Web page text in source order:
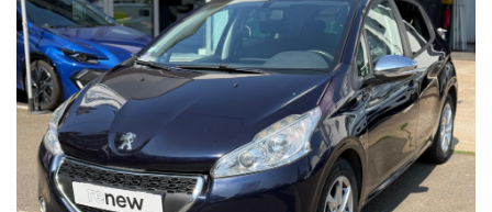
 Choisir un modèle
 Choisir un type
 Choisir un carburant
 Choisir une boite de vitesse